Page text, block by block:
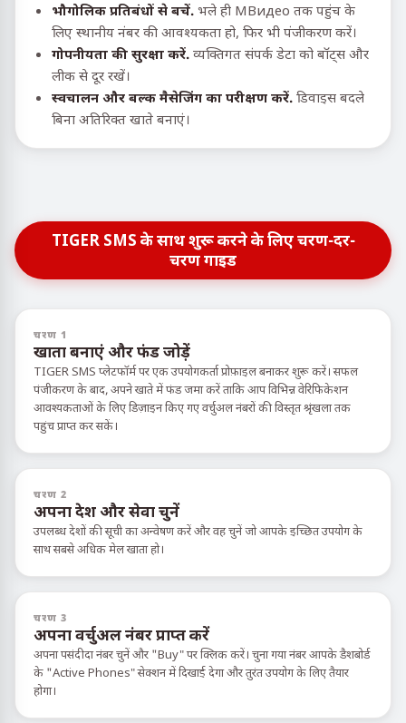
भौगोलिक प्रतिबंधों से बचें. भले ही МВидео तक पहुंच के
लिए स्थानीय नंबर की आवश्यकता हो, फिर भी पंजीकरण करें।
गोपनीयता की सुरक्षा करें. व्यक्तिगत संपर्क डेटा को बॉट्स और
लीक से दूर रखें।
स्वचालन और बल्क मैसेजिंग का परीक्षण करें. डिवाइस बदले
बिना अतिरिक्त खाते बनाएं।
TIGER SMS के साथ शुरू करने के लिए चरण-दर-
चरण गाइड
चरण 1
खाता बनाएं और फंड जोड़ें
TIGER SMS प्लेटफॉर्म पर एक उपयोगकर्ता प्रोफ़ाइल बनाकर शुरू करें। सफल
पंजीकरण के बाद, अपने खाते में फंड जमा करें ताकि आप विभिन्न वेरिफिकेशन
आवश्यकताओं के लिए डिज़ाइन किए गए वर्चुअल नंबरों की विस्तृत श्रृंखला तक
पहुंच प्राप्त कर सकें।
चरण 2
अपना देश और सेवा चुनें
उपलब्ध देशों की सूची का अन्वेषण करें और वह चुनें जो आपके इच्छित उपयोग के
साथ सबसे अधिक मेल खाता हो।
चरण 3
अपना वर्चुअल नंबर प्राप्त करें
अपना पसंदीदा नंबर चुनें और "Buy" पर क्लिक करें। चुना गया नंबर आपके डैशबोर्ड
के "Active Phones" सेक्शन में दिखाई देगा और तुरंत उपयोग के लिए तैयार
होगा।